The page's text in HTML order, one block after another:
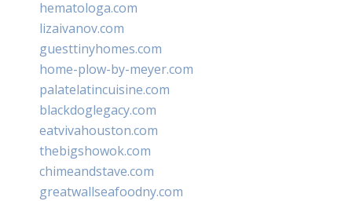
hematologa.com
lizaivanov.com
guesttinyhomes.com
home-plow-by-meyer.com
palatelatincuisine.com
blackdoglegacy.com
eatvivahouston.com
thebigshowok.com
chimeandstave.com
greatwallseafoodny.com